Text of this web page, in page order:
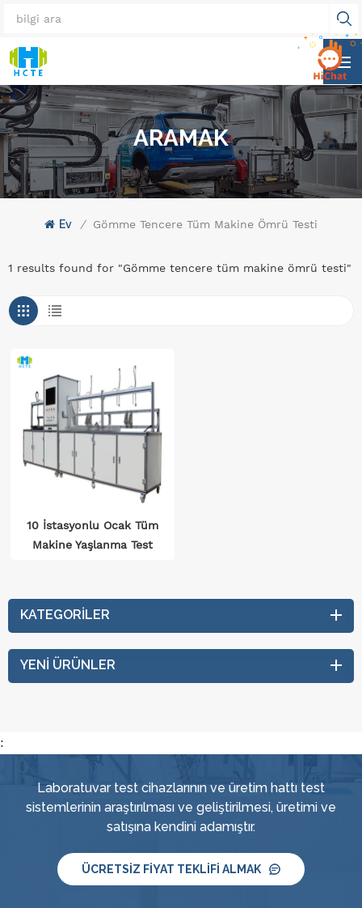
ARAMAK
Ev / Gömme Tencere Tüm Makine Ömrü Testi
1 results found for "Gömme tencere tüm makine ömrü testi"
10 İstasyonlu Ocak Tüm
Makine Yaşlanma Test
Otomatik Algılama
KATEGORILER
YENI ÜRÜNLER
:
Laboratuvar test cihazlarının ve üretim hattı test
sistemlerinin araştırılması ve geliştirilmesi, üretimi ve
satışına kendini adamıştır.
ÜCRETSIZ FIYAT TEKLIFI ALMAK